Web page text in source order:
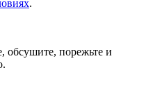
.
обсушите, порежьте и